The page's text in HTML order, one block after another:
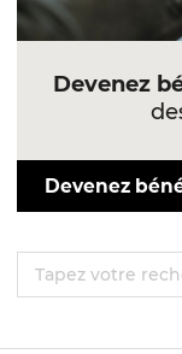
Devenez
Devenez